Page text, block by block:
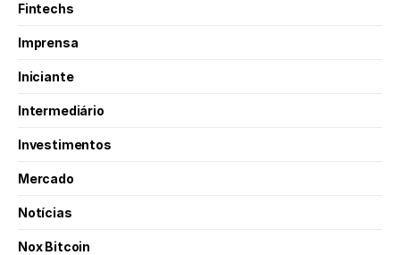
Fintechs
Imprensa
Iniciante
Intermediário
Investimentos
Mercado
Notícias
Nox Bitcoin